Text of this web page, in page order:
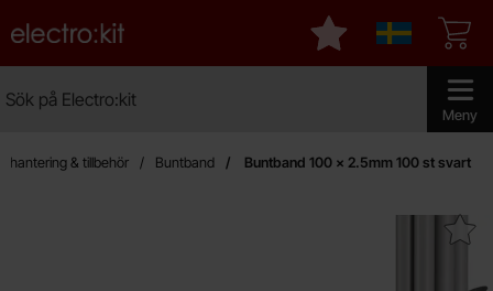
Meny
Startsidan för Electro:kit
Sverige
Mina favoriter
& tillbehör Buntband Buntband 100 x 2.5mm 100 st svart
Makera buntband 100 x